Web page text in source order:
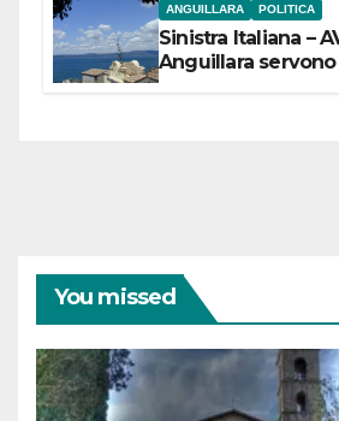
ANGUILLARA POLITICA
Sinistra Italiana –
Anguillara
You missed